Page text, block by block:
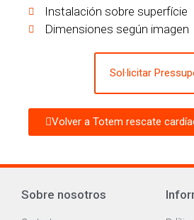
Instalación sobre superfície
Dimensiones según imagen
Sol·licitar
Volver a Totem rescate
Sobre nosotros